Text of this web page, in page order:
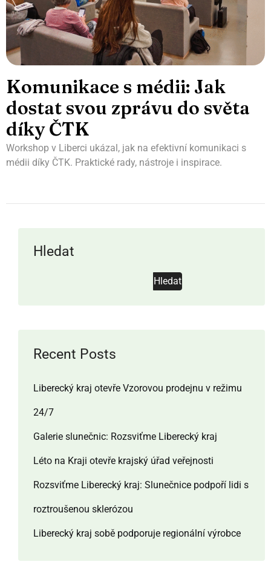
Hledat
Hledat
Recent Posts
Liberecký kraj otevře Vzorovou prodejnu v režimu
24/7
Galerie slunečnic: Rozsviťme Liberecký kraj
Léto na Kraji otevře krajský úřad veřejnosti
Rozsviťme Liberecký kraj: Slunečnice podpoří lidi s
roztroušenou sklerózou
Liberecký kraj sobě podporuje regionální výrobce
Komunikace s médii: Jak
dostat svou zprávu do světa
díky ČTK
Workshop v Liberci ukázal, jak na efektivní komunikaci s
médii díky ČTK. Praktické rady, nástroje i inspirace.